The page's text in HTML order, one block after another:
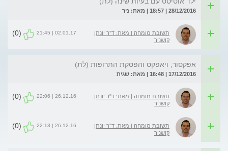
28/12/2016 | 18:57 | מאת: ניר
תשובת מומחה | מאת: ד"ר יונתן
קושניר
02.01.17 | 21:45
(0)
אפקסור, ויאפקס והפסקת התרופות (לת)
17/12/2016 | 16:48 | מאת: שגית
תשובת מומחה | מאת: ד"ר יונתן
קושניר
26.12.16 | 22:06
(0)
תשובת מומחה | מאת: ד"ר יונתן
קושניר
26.12.16 | 22:13
(0)